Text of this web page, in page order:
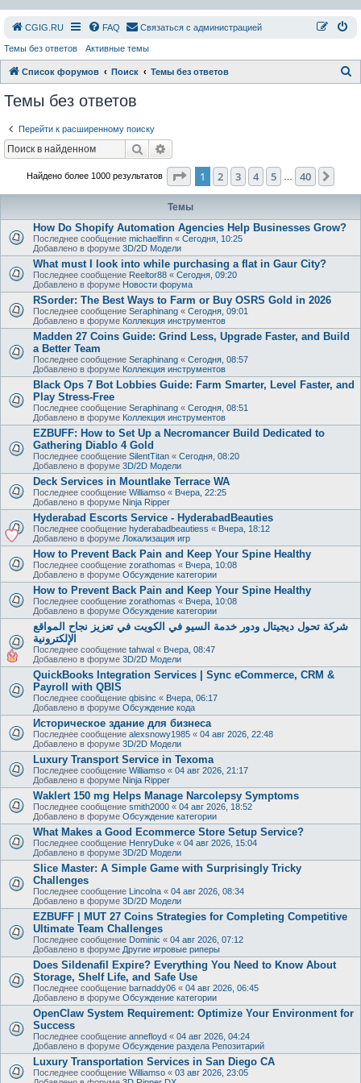
СGIG.RU FAQ Связаться с администрацией
Темы без ответов Активные темы
Список форумов Поиск Темы без ответов
Темы без ответов
Перейти к расширенному поиску
Поиск
Найдено более 1000 результатов Страница из 40
1 2 3 4 5 40
Темы
How Do Shopify Automation Agencies Help Businesses Grow?
Последнее сообщение michaelfinn « Сегодня, 10:25
Добавлено в форуме 3D/2D Модели
What must I look into while purchasing a flat in Gaur City?
Последнее сообщение Reeltor88 « Сегодня, 09:20
Добавлено в форуме Новости форума
RSorder: The Best Ways to Farm or Buy OSRS Gold in 2026
Последнее сообщение Seraphinang « Сегодня, 09:01
Добавлено в форуме Коллекция инструментов
Madden 27 Coins Guide: Grind Less, Upgrade Faster, and Build
a Better Team
Последнее сообщение Seraphinang « Сегодня, 08:57
Добавлено в форуме Коллекция инструментов
Black Ops 7 Bot Lobbies Guide: Farm Smarter, Level Faster, and
Play Stress-Free
Последнее сообщение Seraphinang « Сегодня, 08:51
Добавлено в форуме Коллекция инструментов
EZBUFF: How to Set Up a Necromancer Build Dedicated to
Gathering Diablo 4 Gold
Последнее сообщение SilentTitan « Сегодня, 08:20
Добавлено в форуме 3D/2D Модели
Deck Services in Mountlake Terrace WA
Последнее сообщение Williamso « Вчера, 22:25
Добавлено в форуме Ninja Ripper
Hyderabad Escorts Service - HyderabadBeauties
Последнее сообщение hyderabadbeautiess « Вчера, 18:12
Добавлено в форуме Локализация игр
How to Prevent Back Pain and Keep Your Spine Healthy
Последнее сообщение zorathomas « Вчера, 10:08
Добавлено в форуме Обсуждение категории
How to Prevent Back Pain and Keep Your Spine Healthy
Последнее сообщение zorathomas « Вчера, 10:08
Добавлено в форуме Обсуждение категории
شركة تحول ديجيتال ودور خدمة السيو في الكويت في تعزيز نجاح المواقع
الإلكترونية
Последнее сообщение tahwal « Вчера, 08:47
Добавлено в форуме 3D/2D Модели
QuickBooks Integration Services | Sync eCommerce, CRM &
Payroll with QBIS
Последнее сообщение qbisinc « Вчера, 06:17
Добавлено в форуме Обсуждение кода
Историческое здание для бизнеса
Последнее сообщение alexsnowy1985 « 04 авг 2026, 22:48
Добавлено в форуме 3D/2D Модели
Luxury Transport Service in Texoma
Последнее сообщение Williamso « 04 авг 2026, 21:17
Добавлено в форуме Ninja Ripper
Waklert 150 mg Helps Manage Narcolepsy Symptoms
Последнее сообщение smith2000 « 04 авг 2026, 18:52
Добавлено в форуме Обсуждение категории
What Makes a Good Ecommerce Store Setup Service?
Последнее сообщение HenryDuke « 04 авг 2026, 15:04
Добавлено в форуме 3D/2D Модели
Slice Master: A Simple Game with Surprisingly Tricky
Challenges
Последнее сообщение Lincolna « 04 авг 2026, 08:34
Добавлено в форуме 3D/2D Модели
EZBUFF | MUT 27 Coins Strategies for Completing Competitive
Ultimate Team Challenges
Последнее сообщение Dominic « 04 авг 2026, 07:12
Добавлено в форуме Другие игровые риперы
Does Sildenafil Expire? Everything You Need to Know About
Storage, Shelf Life, and Safe Use
Последнее сообщение barnaddy06 « 04 авг 2026, 06:45
Добавлено в форуме Обсуждение категории
OpenClaw System Requirement: Optimize Your Environment for
Success
Последнее сообщение annefloyd « 04 авг 2026, 04:24
Добавлено в форуме Обсуждение раздела Репозитарий
Luxury Transportation Services in San Diego CA
Последнее сообщение Williamso « 03 авг 2026, 23:05